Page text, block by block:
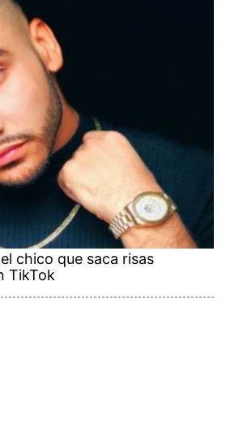
chico que saca risas
TikTok